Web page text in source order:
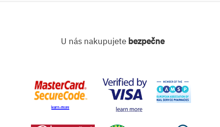
U nás nakupujete bezpečne